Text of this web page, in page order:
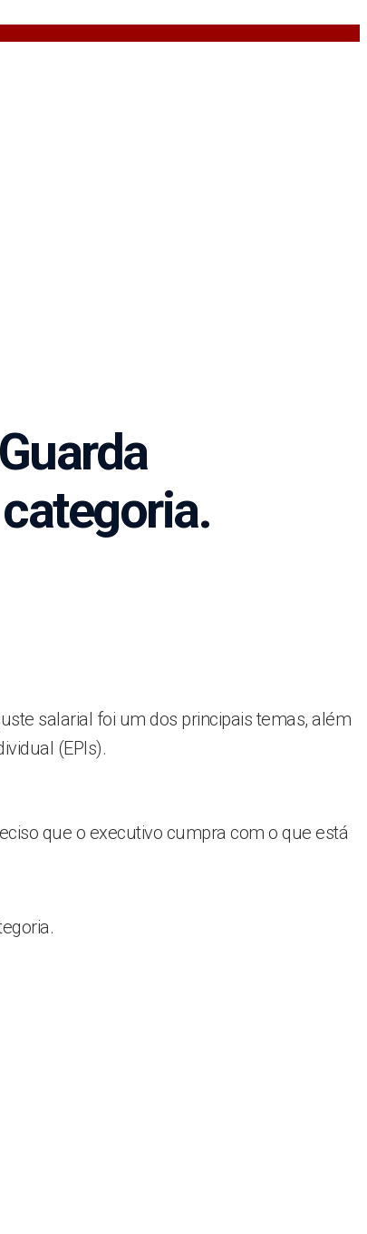
salarial foi um dos principais temas, além
(EPIs).
que o executivo cumpra com o que está